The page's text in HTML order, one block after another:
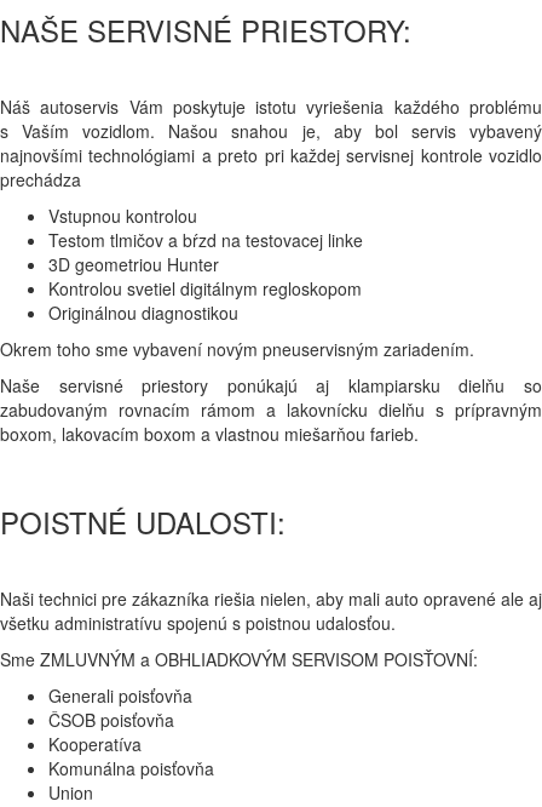
NAŠE SERVISNÉ PRIESTORY:
Náš autoservis Vám poskytuje istotu vyriešenia každého problému
s Vaším vozidlom. Našou snahou je, aby bol servis vybavený
najnovšími technológiami a preto pri každej servisnej kontrole vozidlo
prechádza
Vstupnou kontrolou
Testom tlmičov a bŕzd na testovacej linke
3D geometriou Hunter
Kontrolou svetiel digitálnym regloskopom
Originálnou diagnostikou
Okrem toho sme vybavení novým pneuservisným zariadením.
Naše servisné priestory ponúkajú aj klampiarsku dielňu so
zabudovaným rovnacím rámom a lakovnícku dielňu s prípravným
boxom, lakovacím boxom a vlastnou miešarňou farieb.
POISTNÉ UDALOSTI:
Naši technici pre zákazníka riešia nielen, aby mali auto opravené ale aj
všetku administratívu spojenú s poistnou udalosťou.
Sme ZMLUVNÝM a OBHLIADKOVÝM SERVISOM POISŤOVNÍ:
Generali poisťovňa
ČSOB poisťovňa
Kooperatíva
Komunálna poisťovňa
Union